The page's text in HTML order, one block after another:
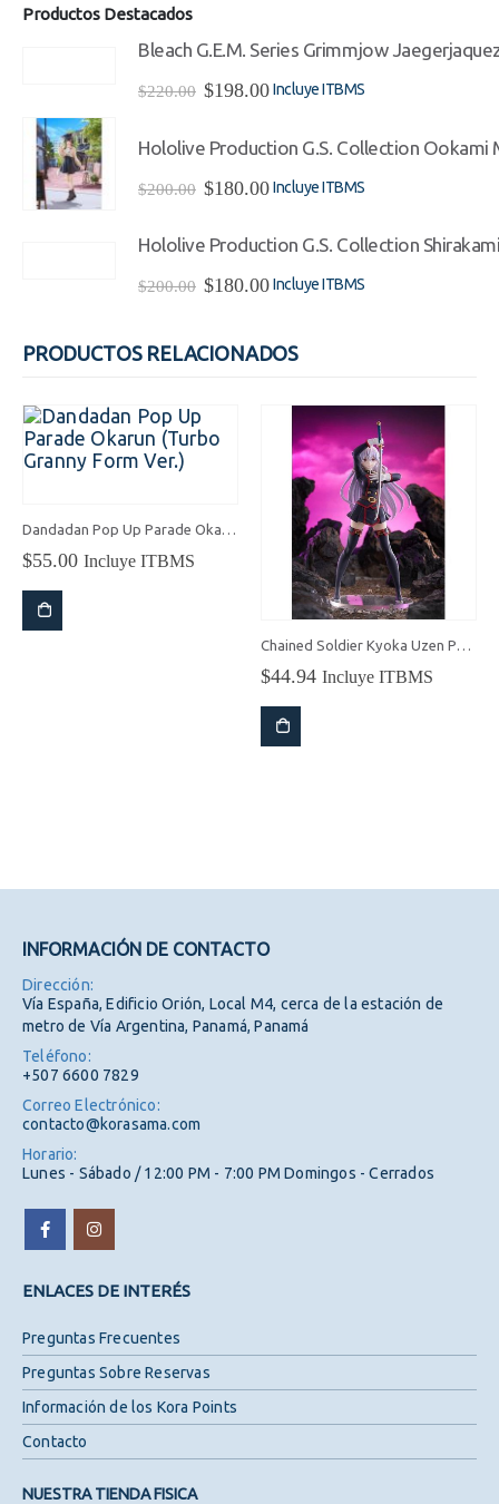
Productos Destacados
Bleach G.E.M. Series Grimmjow
$220.00 El
era:
$220.00.
$198.00El
es:
$198.00.
Incluye ITBMS
Hololive Production G.S. Collection Ookami
$200.00 El
era:
$200.00.
$180.00El
es:
$180.00.
Incluye ITBMS
Hololive Production G.S. Collection
$200.00 El
era:
$180.00El
es:
Incluye ITBMS
PRODUCTOS RELACIONADOS
Dandadan Pop Up Parade Okarun (Turbo Granny Form Ver.)
$55.00 Incluye ITBMS
Chained Soldier Kyoka Uzen Pop Up Parade
$44.94 Incluye ITBMS
INFORMACIÓN DE CONTACTO
Dirección:
Vía España, Edificio Orión, Local M4, cerca de la estación de
metro de Vía Argentina, Panamá, Panamá
Teléfono:
+507 6600 7829
Correo Electrónico:
contacto@korasama.com
Horario:
Lunes - Sábado / 12:00 PM - 7:00 PM Domingos - Cerrados
ENLACES DE INTERÉS
Preguntas Frecuentes
Preguntas Sobre Reservas
Información de los Kora Points
Contacto
NUESTRA TIENDA FISICA